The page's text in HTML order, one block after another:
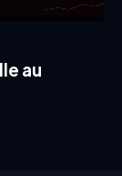
au